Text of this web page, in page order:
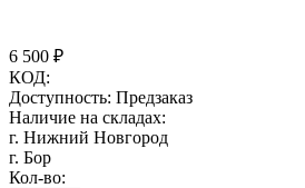
6 500 ₽
КОД:
Доступность: Предзаказ
Наличие на складах:
г. Нижний Новгород
г. Бор
Кол-во: